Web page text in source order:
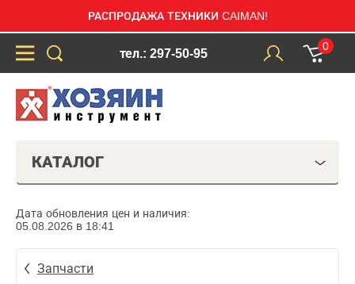
РАСПРОДАЖА ТЕХНИКИ CAIMAN!
тел.: 297-50-95
0
КАТАЛОГ
Дата обновления цен и наличия:
05.08.2026 в 18:41
Запчасти